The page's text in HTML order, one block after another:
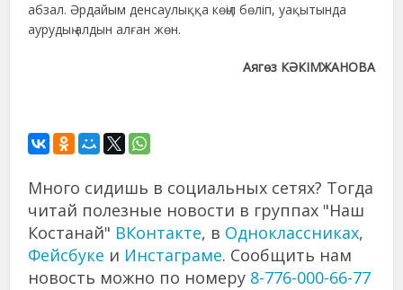
абзал. Әрдайым денсаулыққа көңіл бөліп, уақытында
аурудың алдын алған жөн.
Аягөз КӘКІМЖАНОВА
Много сидишь в социальных сетях? Тогда
читай полезные новости в группах "Наш
Костанай" ВКонтакте, в Одноклассниках,
Фейсбуке и Инстаграме. Сообщить нам
новость можно по номеру 8-776-000-66-77